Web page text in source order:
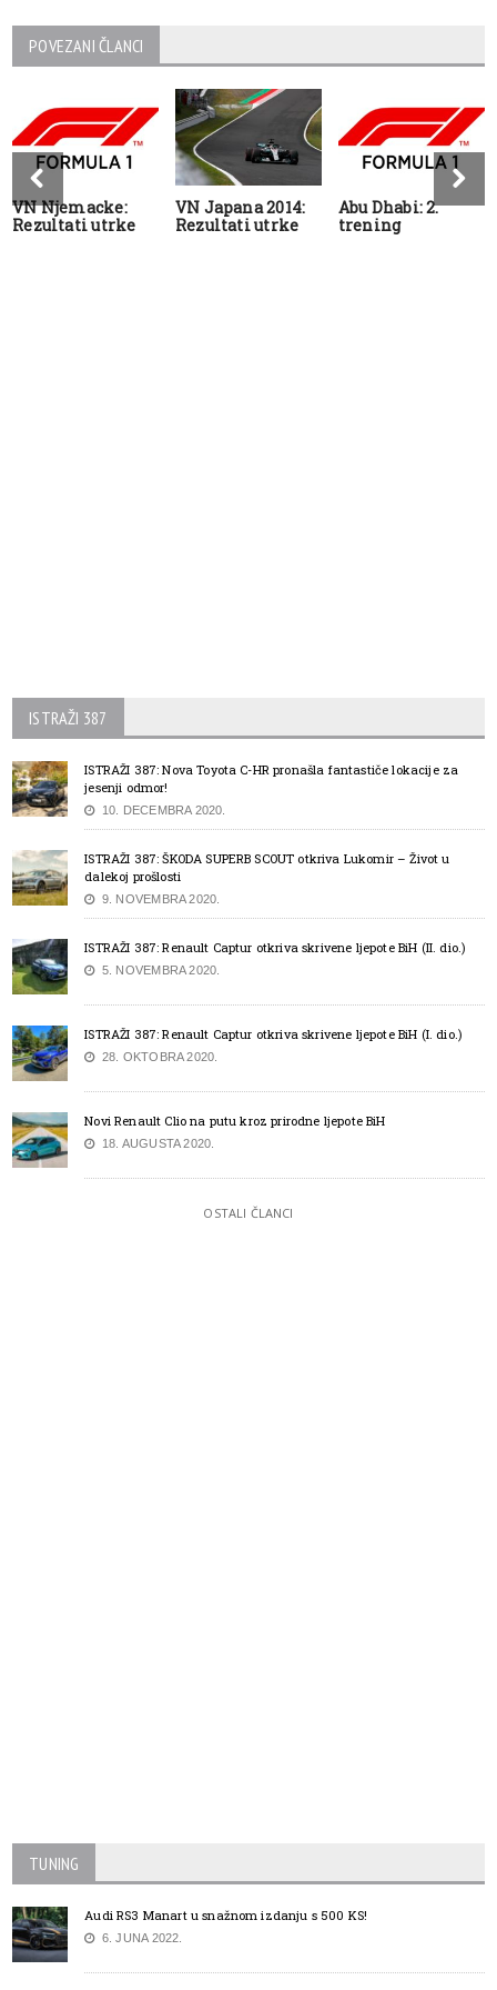
POVEZANI ČLANCI
VN Njemacke:
Rezultati utrke
VN Japana 2014:
Rezultati utrke
Abu Dhabi: 2.
trening
ISTRAŽI 387
ISTRAŽI 387: Nova Toyota C-HR pronašla fantastiče lokacije za
jesenji odmor!
10. DECEMBRA 2020.
ISTRAŽI 387: ŠKODA SUPERB SCOUT otkriva Lukomir – Život u
dalekoj prošlosti
9. NOVEMBRA 2020.
ISTRAŽI 387: Renault Captur otkriva skrivene ljepote BiH (II. dio.)
5. NOVEMBRA 2020.
ISTRAŽI 387: Renault Captur otkriva skrivene ljepote BiH (I. dio.)
28. OKTOBRA 2020.
Novi Renault Clio na putu kroz prirodne ljepote BiH
18. AUGUSTA 2020.
OSTALI ČLANCI
TUNING
Audi RS3 Manart u snažnom izdanju s 500 KS!
6. JUNA 2022.